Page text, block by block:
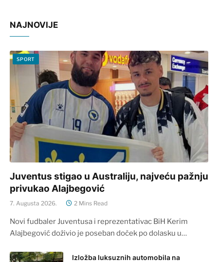
NAJNOVIJE
SPORT
Juventus stigao u Australiju, najveću pažnju
privukao Alajbegović
7. Augusta 2026. 2 Mins Read
Novi fudbaler Juventusa i reprezentativac BiH Kerim
Alajbegović doživio je poseban doček po dolasku u…
Izložba luksuznih automobila na